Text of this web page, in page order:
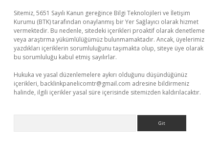
Sitemiz, 5651 Sayılı Kanun gereğince Bilgi Teknolojileri ve İletişim
Kurumu (BTK) tarafından onaylanmış bir Yer Sağlayıcı olarak hizmet
vermektedir. Bu nedenle, sitedeki içerikleri proaktif olarak denetleme
veya araştırma yükümlülüğümüz bulunmamaktadır. Ancak, üyelerimiz
yazdıkları içeriklerin sorumluluğunu taşımakta olup, siteye üye olarak
bu sorumluluğu kabul etmiş sayılırlar.
Hukuka ve yasal düzenlemelere aykırı olduğunu düşündüğünüz
içerikleri, backlinkpanelicomtr@gmail.com adresine bildirmeniz
halinde, ilgili içerikler yasal süre içerisinde sitemizden kaldırılacaktır.